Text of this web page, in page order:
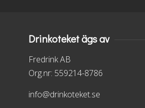
Drinkoteket ägs av
Fredrink AB
Org.nr: 559214-8786
info@drinkoteket.se